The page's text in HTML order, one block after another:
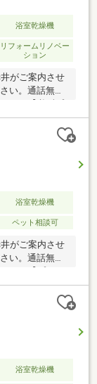
エア店 徒歩
イクリニッ
浴室乾燥機
リフォームリノベー
ション
がご案内させ
い。通話無料
家！そのまま
和7年4月)・食
クリーニング
ームなど共用
以上、パー
、など住宅ロ
軽にご相談く
浴室乾燥機
ペット相談可
がご案内させ
い。通話無料
㎡室内大変
ズルームやゲ
融公庫利用
社員、勤続の
な方も、どう
浴室乾燥機